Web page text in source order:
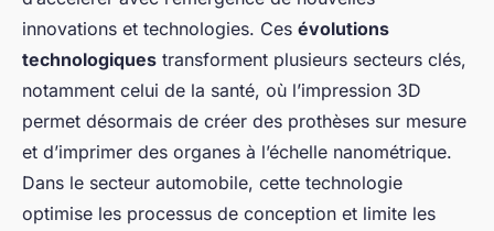
innovations et technologies. Ces évolutions
technologiques transforment plusieurs secteurs clés,
notamment celui de la santé, où l’impression 3D
permet désormais de créer des prothèses sur mesure
et d’imprimer des organes à l’échelle nanométrique.
Dans le secteur automobile, cette technologie
optimise les processus de conception et limite les